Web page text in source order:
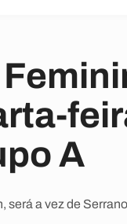
A
será a vez de